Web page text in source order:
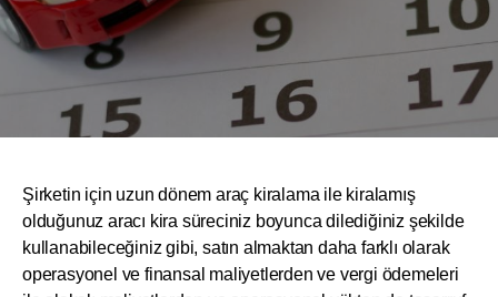
Şirketin için uzun dönem araç kiralama ile kiralamış
olduğunuz aracı kira süreciniz boyunca dilediğiniz şekilde
kullanabileceğiniz gibi, satın almaktan daha farklı olarak
operasyonel ve finansal maliyetlerden ve vergi ödemeleri